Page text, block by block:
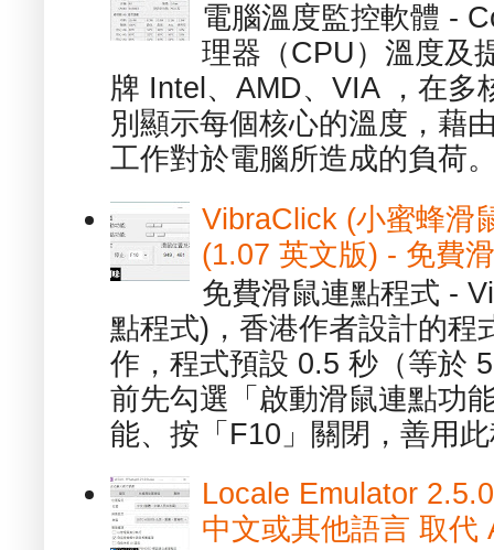
電腦溫度監控軟體 -
理器（CPU）溫度及
牌 Intel、AMD、VIA ，在多
別顯示每個核心的溫度，藉
工作對於電腦所造成的負荷
VibraClick (小蜜蜂滑
(1.07 英文版) - 免費
免費滑鼠連點程式 -
點程式)，香港作者設計的程
作，程式預設 0.5 秒（等於
前先勾選「啟動滑鼠連點功
能、按「F10」關閉，善用
Locale Emulator
中文或其他語言 取代